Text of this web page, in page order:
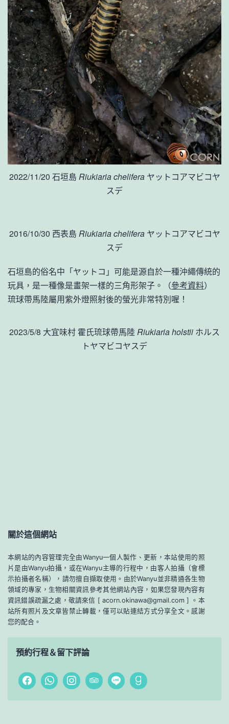
2022/11/20 石垣島Riukiaria cheliferaヤットコアマビコヤ
スデ
2016/10/30 西表島Riukiaria cheliferaヤットコアマビコヤ
スデ
石垣島的俗名中「ヤットコ」可能是源自於一種沖繩傳統的
玩具，是一種像是畫架一樣的三角形架子。（參考資料）
琉球帶馬陸屬用紫外燈照射後的螢光非常特別喔！
2023/5/8 大宜味村 霍氏琉球帶馬陸Riukiaria holstii ホルス
トヤマビコヤスデ
關於這個網站
本網站的內容管理完全由Wanyu一個人製作、更新，本站使用的照
片是由Wanyu拍攝，或在Wanyu主導的行程中，由客人拍攝（會標
示拍攝者名稱），請勿擅自擷取使用。由於Wanyu並非精通各生物
領域的專家，生物相關資訊參考其他網站內容，如果您發現內容有
資訊錯誤疏漏之處，敬請來信 [ acorn.okinawa@gmail.com ] 。本
站所有照片及文章皆禁止轉載，僅可以貼連結方式分享全文。感謝
您的配合。
預約行程＆留下評論